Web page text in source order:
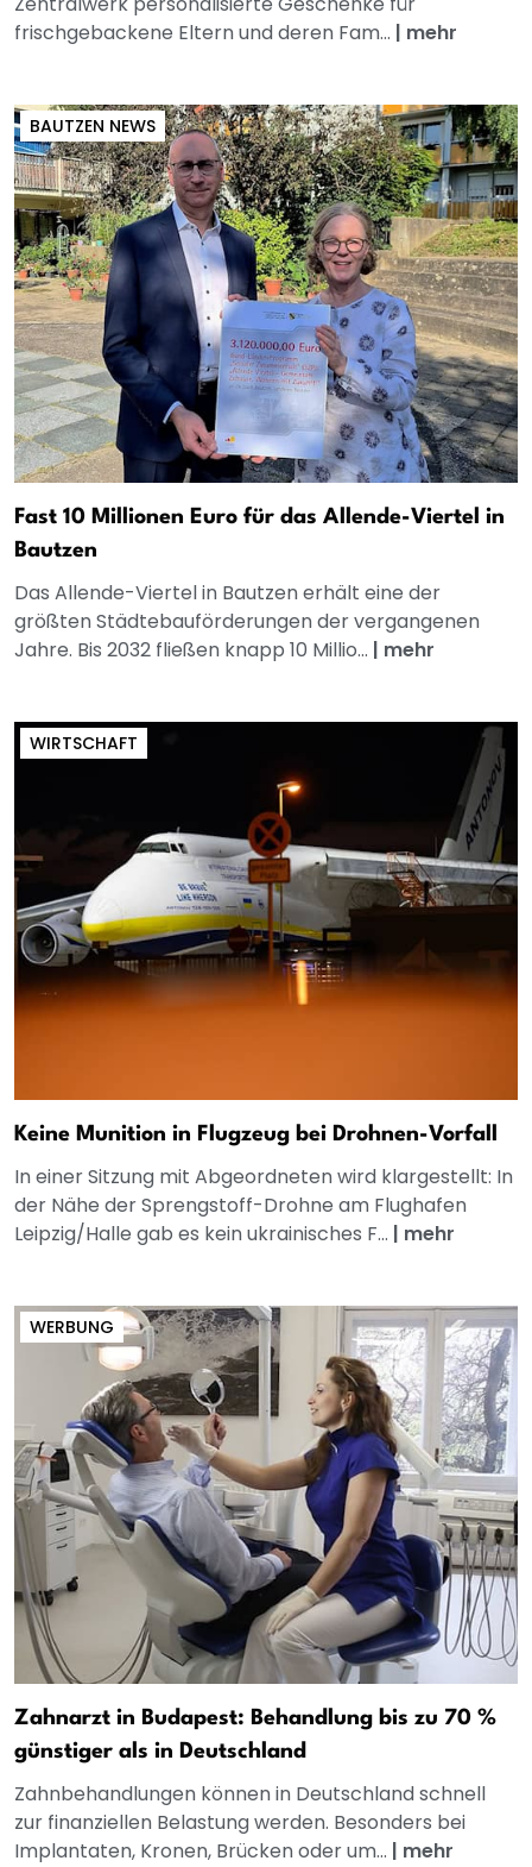
frischgebackene Eltern und deren Fam... | mehr
BAUTZEN NEWS
Fast 10 Millionen Euro für das Allende-Viertel in
Bautzen
Das Allende-Viertel in Bautzen erhält eine der
größten Städtebauförderungen der vergangenen
Jahre. Bis 2032 fließen knapp 10 Millio... | mehr
WIRTSCHAFT
Keine Munition in Flugzeug bei Drohnen-Vorfall
In einer Sitzung mit Abgeordneten wird klargestellt: In
der Nähe der Sprengstoff-Drohne am Flughafen
Leipzig/Halle gab es kein ukrainisches F... | mehr
WERBUNG
Zahnarzt in Budapest: Behandlung bis zu 70 %
günstiger als in Deutschland
Zahnbehandlungen können in Deutschland schnell
zur finanziellen Belastung werden. Besonders bei
Implantaten, Kronen, Brücken oder um... | mehr